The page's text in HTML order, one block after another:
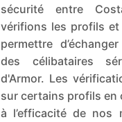
sécurité entre
vérifions les profils
permettre
des célibataires
d'Armor. Les
sur certains profils en
à l’efficacité de nos